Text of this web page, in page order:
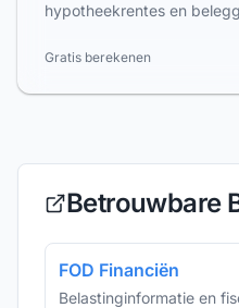
hypotheekrentes en
Gratis berekenen
Betrouwbare
FOD Financiën
Belastinginformatie en